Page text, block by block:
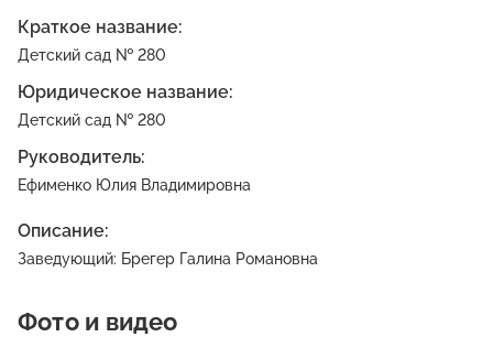
Краткое название:
Детский сад № 280
Юридическое название:
Детский сад № 280
Руководитель:
Ефименко Юлия Владимировна
Описание:
Заведующий: Брегер Галина Романовна
Фото и видео